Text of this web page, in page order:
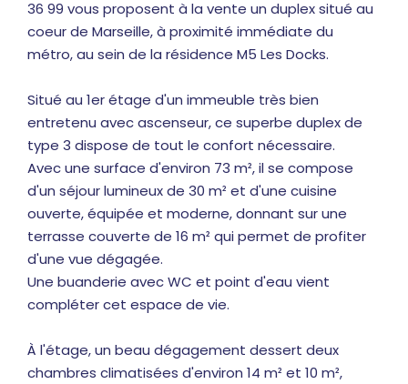
36 99 vous proposent à la vente un duplex situé au
coeur de Marseille, à proximité immédiate du
métro, au sein de la résidence M5 Les Docks.
Situé au 1er étage d'un immeuble très bien
entretenu avec ascenseur, ce superbe duplex de
type 3 dispose de tout le confort nécessaire.
Avec une surface d'environ 73 m², il se compose
d'un séjour lumineux de 30 m² et d'une cuisine
ouverte, équipée et moderne, donnant sur une
terrasse couverte de 16 m² qui permet de profiter
d'une vue dégagée.
Une buanderie avec WC et point d'eau vient
compléter cet espace de vie.
À l'étage, un beau dégagement dessert deux
chambres climatisées d'environ 14 m² et 10 m²,